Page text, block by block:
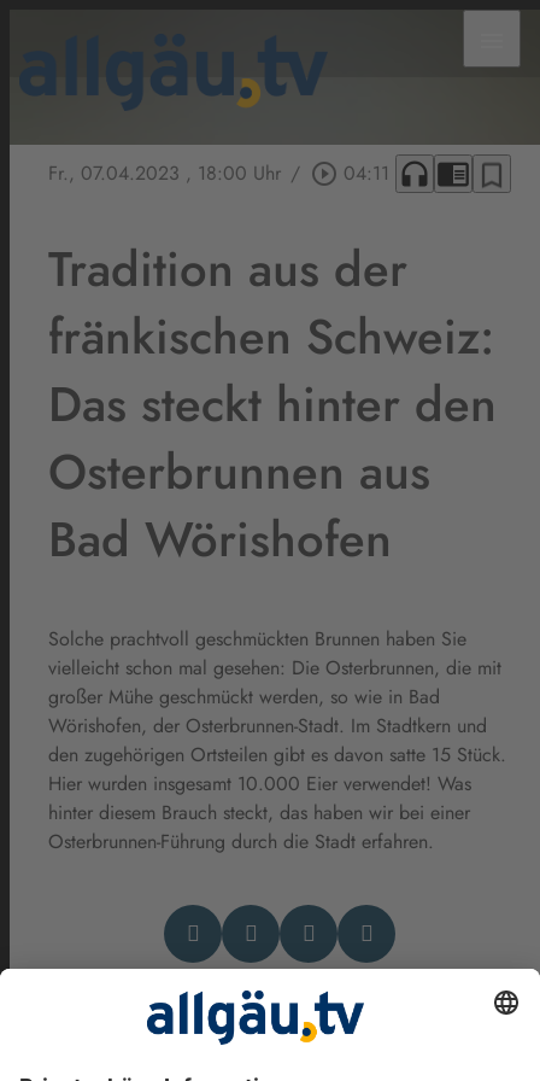
Fr., 07.04.2023 , 18:00 Uhr / play_circle_outline 04:11 headphones chrome_reader_mode bookmark_border
Tradition aus der
fränkischen Schweiz:
Das steckt hinter den
Osterbrunnen aus
Bad Wörishofen
Solche prachtvoll geschmückten Brunnen haben Sie
vielleicht schon mal gesehen: Die Osterbrunnen, die mit
großer Mühe geschmückt werden, so wie in Bad
Wörishofen, der Osterbrunnen-Stadt. Im Stadtkern und
den zugehörigen Ortsteilen gibt es davon satte 15 Stück.
Hier wurden insgesamt 10.000 Eier verwendet! Was
hinter diesem Brauch steckt, das haben wir bei einer
Osterbrunnen-Führung durch die Stadt erfahren.